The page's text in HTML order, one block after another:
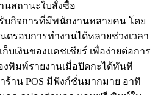
นสถานะใบสั่งซื้อ
บกิจการที่มีพนักงานหลายคน โดย
ดรอบการทำงานได้หลายช่วงเวลา
บเงินของแคชเชียร์ เพื่อง่ายต่อการ
พิมพ์รายงานเมื่อปิดกะได้ทันที
าน POS มีฟังก์ชั่นมากมาย อาทิ